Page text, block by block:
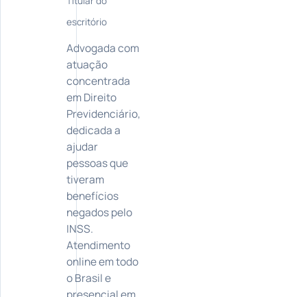
escritório
Advogada com
atuação
concentrada
em Direito
Previdenciário,
dedicada a
ajudar
pessoas que
tiveram
benefícios
negados pelo
INSS.
Atendimento
online em todo
o Brasil e